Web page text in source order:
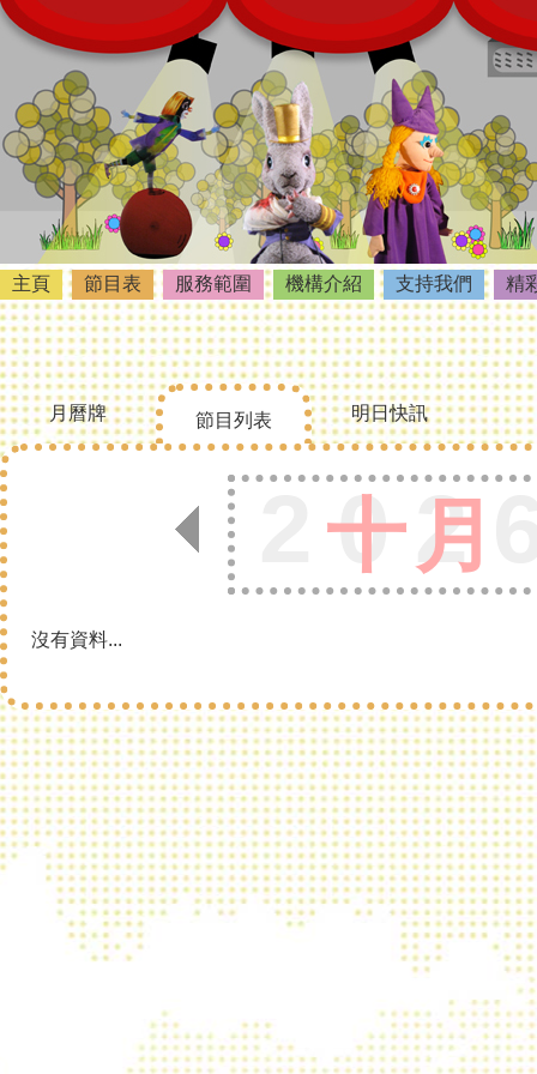
主頁 節目表 服務範圍 機構介紹 支持我們 精
月曆牌 節目列表 明日快訊
十月
沒有資料...